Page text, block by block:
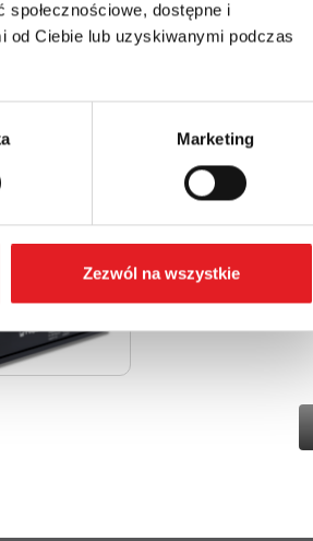
dostępne i
od Ciebie lub uzyskiwanymi podczas
Marketing
Zezwól na wszystkie
Nowe
LAN – ochrona
Relpol rozszerza ofertę
ograniczników przepięć
przeznaczonych do